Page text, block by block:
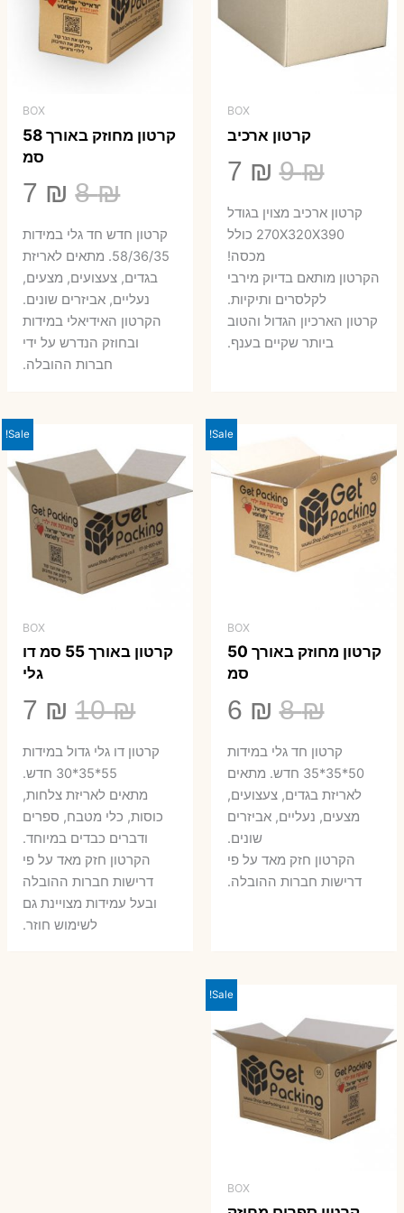
BOX
קרטון ארכיב
9₪
המחיר
המקורי
היה:
9 ₪.
7 ₪
הנוכחי
הוא:
קרטון ארכיב מצוין בגודל
270X320X390 כולל
מכסה!
הקרטון מותאם בדיוק מירבי
לקלסרים ותיקיות.
קרטון הארכיון הגדול והטוב
ביותר שקיים בענף.
BOX
קרטון מחוזק באורך 58
סמ
8₪
היה:
8 ₪.
7 ₪
7 ₪.
קרטון חדש חד גלי במידות
58/36/35. מתאים לאריזת
בגדים, צעצועים, מצעים,
נעליים, אביזרים שונים.
הקרטון האידיאלי במידות
ובחוזק הנדרש על ידי
חברות ההובלה.
Sale!
BOX
קרטון מחוזק באורך 50
סמ
8₪
המחיר
המקורי
היה:
8 ₪.
6 ₪
הנוכחיקרטון חד גלי במידות
50*35*35 חדש. מתאים
לאריזת בגדים, צעצועים,
מצעים, נעליים, אביזרים
שונים.
הקרטון חזק מאד על פי
דרישות חברות ההובלה.
Sale!
BOX
קרטון באורך 55 סמ דו
גלי
10₪
היה:
10 ₪.
7 ₪
7 ₪.
קרטון דו גלי גדול במידות
55*35*30 חדש.
מתאים לאריזת צלחות,
כוסות, כלי מטבח, ספרים
ודברים כבדים במיוחד.
הקרטון חזק מאד על פי
דרישות חברות ההובלה
ובעל עמידות מצויינת גם
לשימוש חוזר.
Sale!
BOX